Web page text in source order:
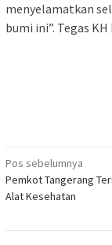
menyelamatkan
bumi ini”. Tegas KH
Navigasi
pos
Pos sebelumnya
Pemkot Tangerang
Alat Kesehatan